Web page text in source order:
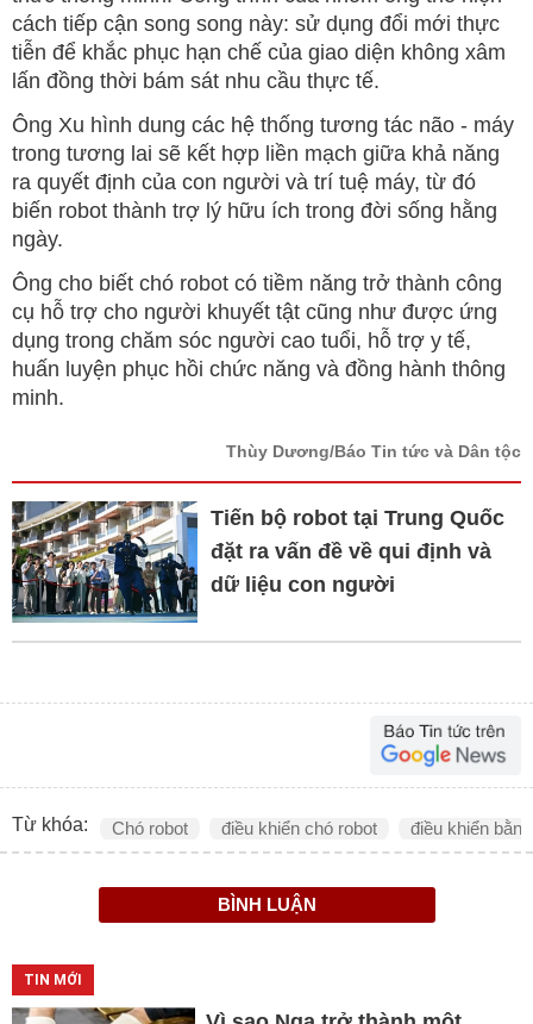
cách tiếp cận song song này: sử dụng đổi mới thực
tiễn để khắc phục hạn chế của giao diện không xâm
lấn đồng thời bám sát nhu cầu thực tế.
Ông Xu hình dung các hệ thống tương tác não - máy
trong tương lai sẽ kết hợp liền mạch giữa khả năng
ra quyết định của con người và trí tuệ máy, từ đó
biến robot thành trợ lý hữu ích trong đời sống hằng
ngày.
Ông cho biết chó robot có tiềm năng trở thành công
cụ hỗ trợ cho người khuyết tật cũng như được ứng
dụng trong chăm sóc người cao tuổi, hỗ trợ y tế,
huấn luyện phục hồi chức năng và đồng hành thông
minh.
Thùy Dương/Báo Tin tức và Dân tộc
Tiến bộ robot tại Trung Quốc
đặt ra vấn đề về qui định và
dữ liệu con người
Từ khóa: Chó robot điều khiển chó robot điều khiển
BÌNH LUẬN
TIN MỚI